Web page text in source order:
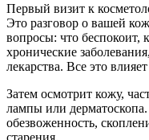
Первый визит к
Это разговор о вашей
вопросы: что беспокоит,
хронические
лекарства. Все это
Затем осмотрит кожу,
лампы или
обезвоженность,
старения.